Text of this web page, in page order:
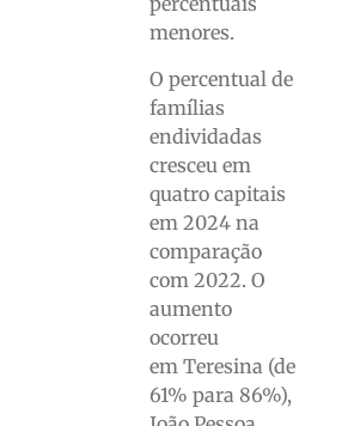
menores.
O percentual de
famílias
endividadas
cresceu em
quatro capitais
em 2024 na
comparação
com 2022. O
aumento
ocorreu
em Teresina (de
61% para 86%),